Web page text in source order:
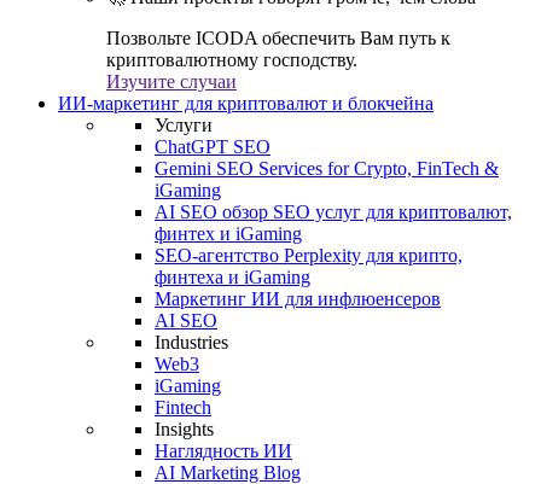
Позвольте ICODA обеспечить Вам путь к
криптовалютному господству.
Изучите случаи
ИИ-маркетинг для криптовалют и блокчейна
Услуги
ChatGPT SEO
Gemini SEO Services for Crypto, FinTech &
iGaming
AI SEO обзор SEO услуг для криптовалют,
финтех и iGaming
SEO-агентство Perplexity для крипто,
финтеха и iGaming
Маркетинг ИИ для инфлюенсеров
AI SEO
Industries
Web3
iGaming
Fintech
Insights
Наглядность ИИ
AI Marketing Blog